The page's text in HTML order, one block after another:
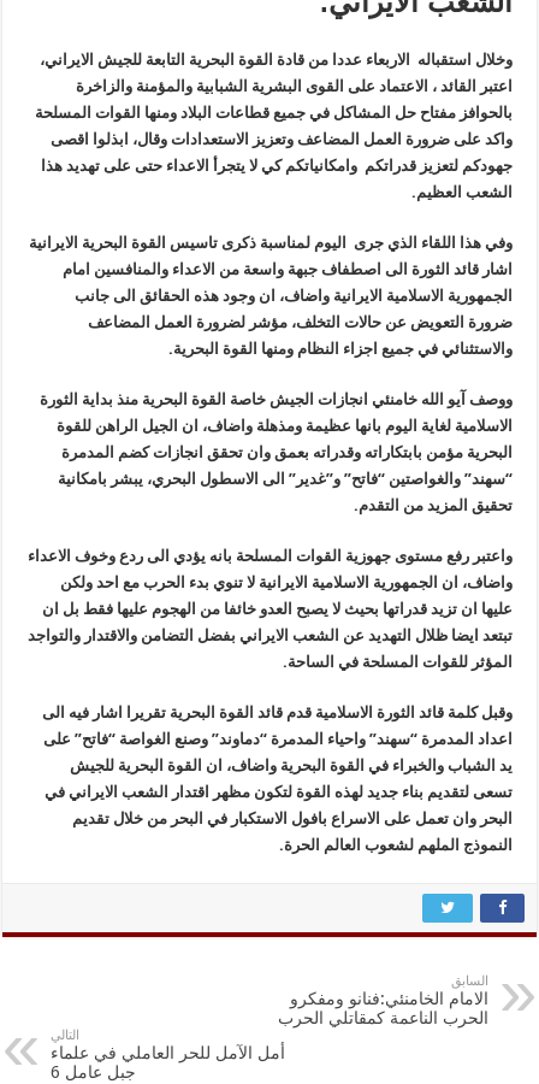
وخلال استقباله الاربعاء عددا من قادة القوة البحرية التابعة للجيش الايراني،
اعتبر القائد ، الاعتماد على القوى البشرية الشبابية والمؤمنة والزاخرة
بالحوافز مفتاح حل المشاكل في جميع قطاعات البلاد ومنها القوات المسلحة
واكد على ضرورة العمل المضاعف وتعزيز الاستعدادات وقال، ابذلوا اقصى
جهودكم لتعزيز قدراتكم وامكانياتكم كي لا يتجرأ الاعداء حتى على تهديد هذا
الشعب العظيم.
وفي هذا اللقاء الذي جرى اليوم لمناسبة ذكرى تاسيس القوة البحرية الايرانية
اشار قائد الثورة الى اصطفاف جبهة واسعة من الاعداء والمنافسين امام
الجمهورية الاسلامية الايرانية واضاف، ان وجود هذه الحقائق الى جانب
ضرورة التعويض عن حالات التخلف، مؤشر لضرورة العمل المضاعف
والاستثنائي في جميع اجزاء النظام ومنها القوة البحرية.
ووصف آيو الله خامنئي انجازات الجيش خاصة القوة البحرية منذ بداية الثورة
الاسلامية لغاية اليوم بانها عظيمة ومذهلة واضاف، ان الجيل الراهن للقوة
البحرية مؤمن بابتكاراته وقدراته بعمق وان تحقق انجازات كضم المدمرة
“سهند” والغواصتين “فاتح” و”غدير” الى الاسطول البحري، يبشر بامكانية
تحقيق المزيد من التقدم.
واعتبر رفع مستوى جهوزية القوات المسلحة بانه يؤدي الى ردع وخوف الاعداء
واضاف، ان الجمهورية الاسلامية الايرانية لا تنوي بدء الحرب مع احد ولكن
عليها ان تزيد قدراتها بحيث لا يصبح العدو خائفا من الهجوم عليها فقط بل ان
تبتعد ايضا ظلال التهديد عن الشعب الايراني بفضل التضامن والاقتدار والتواجد
المؤثر للقوات المسلحة في الساحة.
وقبل كلمة قائد الثورة الاسلامية قدم قائد القوة البحرية تقريرا اشار فيه الى
اعداد المدمرة “سهند” واحياء المدمرة “دماوند” وصنع الغواصة “فاتح” على
يد الشباب والخبراء في القوة البحرية واضاف، ان القوة البحرية للجيش
تسعى لتقديم بناء جديد لهذه القوة لتكون مظهر اقتدار الشعب الايراني في
البحر وان تعمل على الاسراع بافول الاستكبار في البحر من خلال تقديم
النموذج الملهم لشعوب العالم الحرة.
السابق
الامام الخامنئي:فنانو ومفكرو
الحرب الناعمة كمقاتلي الحرب
التالي
أمل الآمل للحر العاملي في علماء
جبل عامل 6